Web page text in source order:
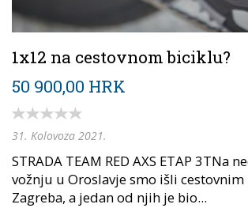
1x12 na cestovnom biciklu?
50 900,00 HRK
31. Kolovoza 2021.
STRADA TEAM RED AXS ETAP 3TNa
vožnju u Oroslavje smo išli
Zagreba, a jedan od njih je bio...